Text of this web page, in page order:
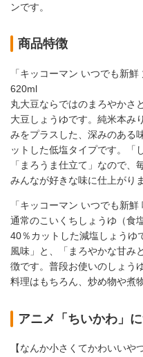
ンです。
商品特徴
「キッコーマン いつでも新
620ml
丸大豆ならではのまろやかさ
大豆しょうゆです。純米本み
みをプラスした、深みのある
ットした低塩タイプです。「
「まろうま仕立て」なので
みんなが好きな味に仕上がりま
「キッコーマン いつでも新
通常のこいくちしょうゆ（食
40％カットした減塩しょうゆ
風味」と、「まろやかな甘み
徴です。普段お使いのしょう
料理はもちろん、炒め物や煮
アニメ「ちいかわ」
【なんか小さくてかわいい